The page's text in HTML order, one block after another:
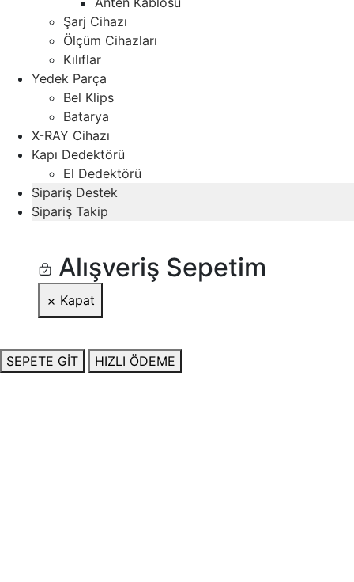
Şarj Cihazı
Ölçüm Cihazları
Kılıflar
Yedek Parça
Bel Klips
Batarya
X-RAY Cihazı
Kapı Dedektörü
El Dedektörü
Sipariş Destek
Sipariş Takip
Alışveriş Sepetim
Kapat
SEPETE GİT HIZLI ÖDEME